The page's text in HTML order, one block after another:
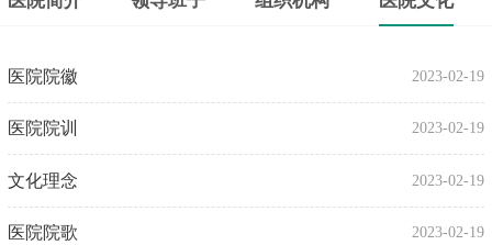
医院院徽 2023-02-19
医院院训 2023-02-19
文化理念 2023-02-19
医院院歌 2023-02-19